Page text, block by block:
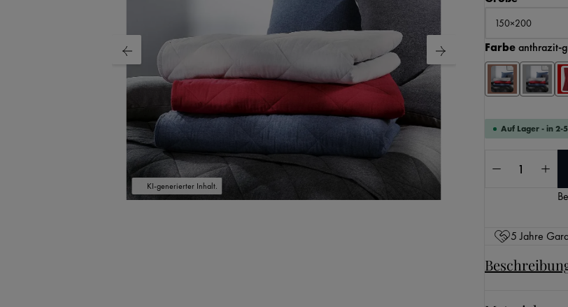
KI-generierter Inhalt. KI-generierter Inhalt.
Farbeanthrazit-
Auf Lager - in 2-
Produkt
5 Jahre